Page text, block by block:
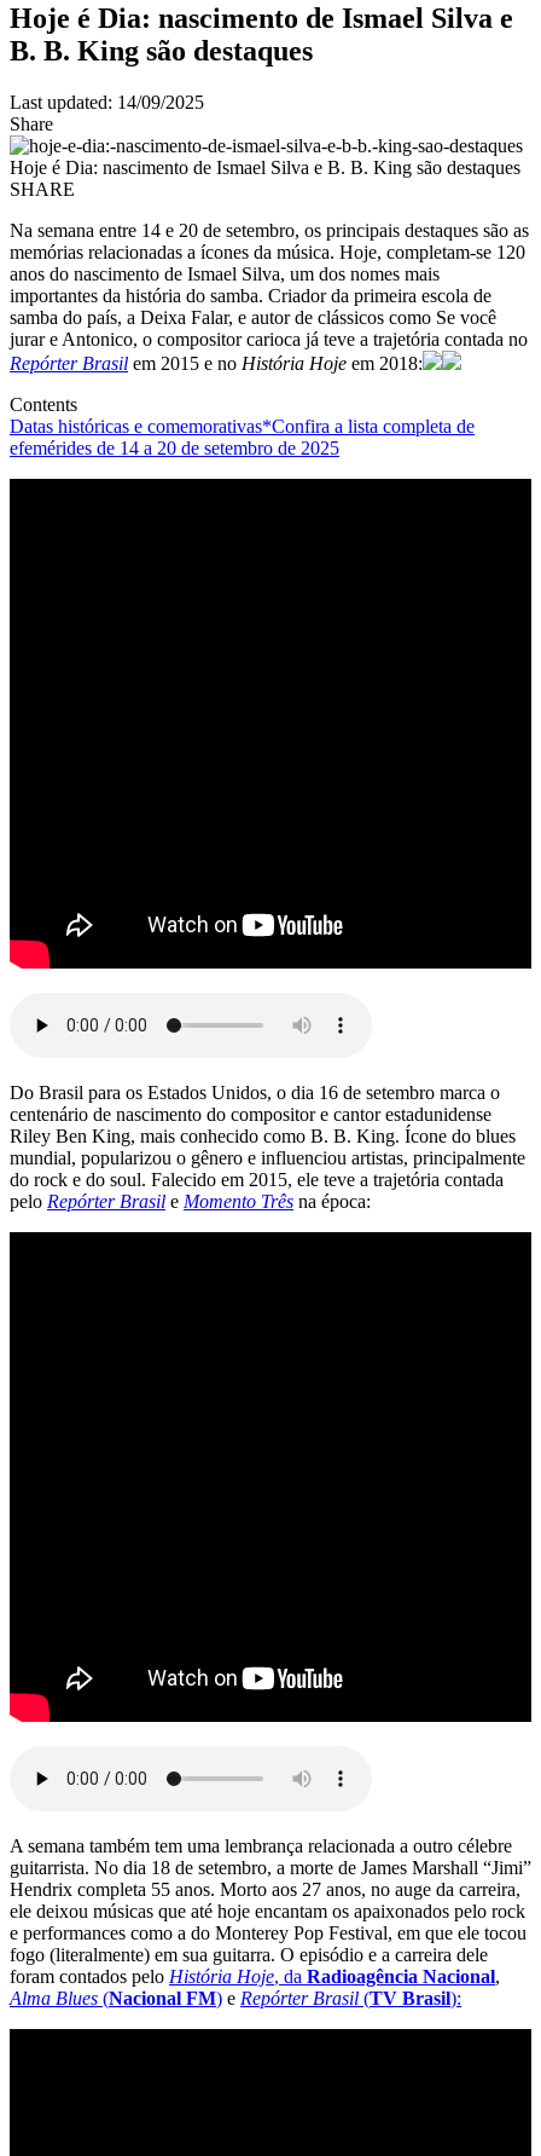
Hoje é Dia: nascimento de Ismael Silva e
B. B. King são destaques
Last updated: 14/09/2025
Share
Hoje é Dia: nascimento de Ismael Silva e B. B. King são destaques
SHARE
Na semana entre 14 e 20 de setembro, os principais destaques são as
memórias relacionadas a ícones da música. Hoje, completam-se 120
anos do nascimento de Ismael Silva, um dos nomes mais
importantes da história do samba. Criador da primeira escola de
samba do país, a Deixa Falar, e autor de clássicos como Se você
jurar e Antonico, o compositor carioca já teve a trajetória contada no
Repórter Brasil em 2015 e no História Hoje em 2018:
Contents
Datas históricas e comemorativas*Confira a lista completa de
efemérides de 14 a 20 de setembro de 2025
Do Brasil para os Estados Unidos, o dia 16 de setembro marca o
centenário de nascimento do compositor e cantor estadunidense
Riley Ben King, mais conhecido como B. B. King. Ícone do blues
mundial, popularizou o gênero e influenciou artistas, principalmente
do rock e do soul. Falecido em 2015, ele teve a trajetória contada
pelo Repórter Brasil e Momento Três na época:
A semana também tem uma lembrança relacionada a outro célebre
guitarrista. No dia 18 de setembro, a morte de James Marshall “Jimi”
Hendrix completa 55 anos. Morto aos 27 anos, no auge da carreira,
ele deixou músicas que até hoje encantam os apaixonados pelo rock
e performances como a do Monterey Pop Festival, em que ele tocou
fogo (literalmente) em sua guitarra. O episódio e a carreira dele
foram contados pelo História Hoje, da Radioagência Nacional,
Alma Blues (Nacional FM) e Repórter Brasil (TV Brasil):